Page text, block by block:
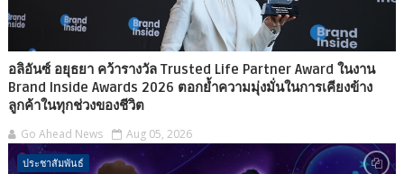
อลิอันซ์ อยุธยา คว้ารางวัล Trusted Life Partner Award ในงาน
Brand Inside Awards 2026 ตอกย้ำความมุ่งมั่นในการเคียงข้าง
ลูกค้าในทุกช่วงของชีวิต
Go Ahead News Aug 05, 2026
ประชาสัมพันธ์